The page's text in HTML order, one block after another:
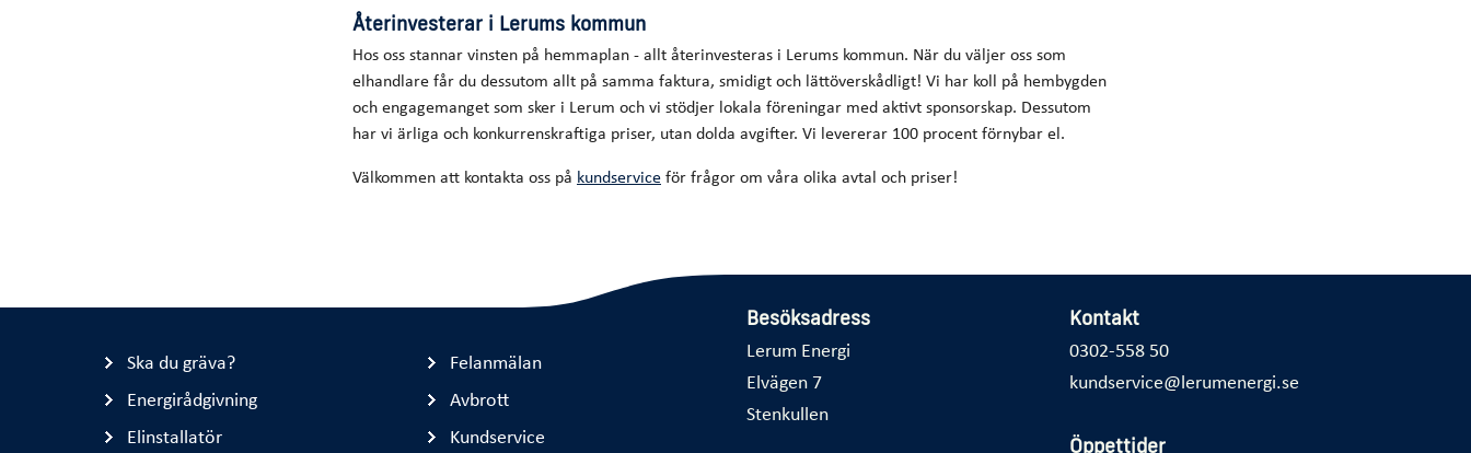
Återinvesterar i Lerums kommun
Hos oss stannar vinsten på hemmaplan - allt återinvesteras i Lerums kommun. När du väljer oss som
elhandlare får du dessutom allt på samma faktura, smidigt och lättöverskådligt! Vi har koll på hembygden
och engagemanget som sker i Lerum och vi stödjer lokala föreningar med aktivt sponsorskap. Dessutom
har vi ärliga och konkurrenskraftiga priser, utan dolda avgifter. Vi levererar 100 procent förnybar el.
Välkommen att kontakta oss på kundserviceför frågor om våra olika avtal och priser!
Ska du gräva?
Energirådgivning
Elinstallatör
Felanmälan
Avbrott
Kundservice
Besöksadress
Lerum Energi
Elvägen 7
Stenkullen
Kontakt
0302-558 50
kundservice@lerumenergi.se
Öppettider